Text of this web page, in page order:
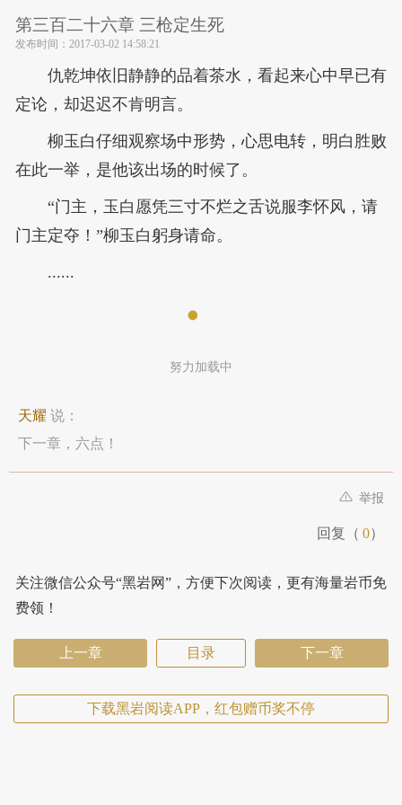
第三百二十六章 三枪定生死
发布时间： 2017-03-02 14:58:21
仇乾坤依旧静静的品着茶水，看起来心中早已有
定论，却迟迟不肯明言。
柳玉白仔细观察场中形势，心思电转，明白胜败
在此一举，是他该出场的时候了。
“门主，玉白愿凭三寸不烂之舌说服李怀风，请
门主定夺！”柳玉白躬身请命。
......
努力加载中
天耀 说：
下一章，六点！
举报
回复（ 0）
关注微信公众号“黑岩网”，方便下次阅读，更有海量岩币免
费领！
上一章 目录 下一章
下载黑岩阅读APP，红包赠币奖不停